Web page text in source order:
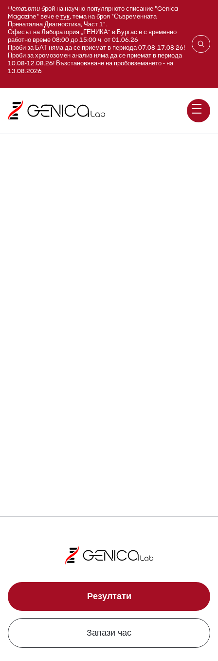
Четвърти брой на научно-популярното списание "Genica
Magazine" вече е тук, тема на броя "Съвременната
Пренатална Диагностика, Част 1".
Офисът на Лаборатория „ГЕНИКА“ в Бургас е с временно
работно време 08:00 до 15:00 ч. от 01.06.26
Проби за БАТ няма да се приемат в периода 07.08-17.08.26!
Проби за хромозомен анализ няма да се приемат в периода
10.08-12.08.26! Възстановяване на пробовземането - на
13.08.2026
Резултати
Запази час